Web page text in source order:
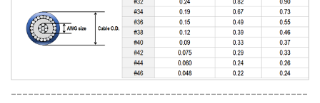
----------------------------------------------------